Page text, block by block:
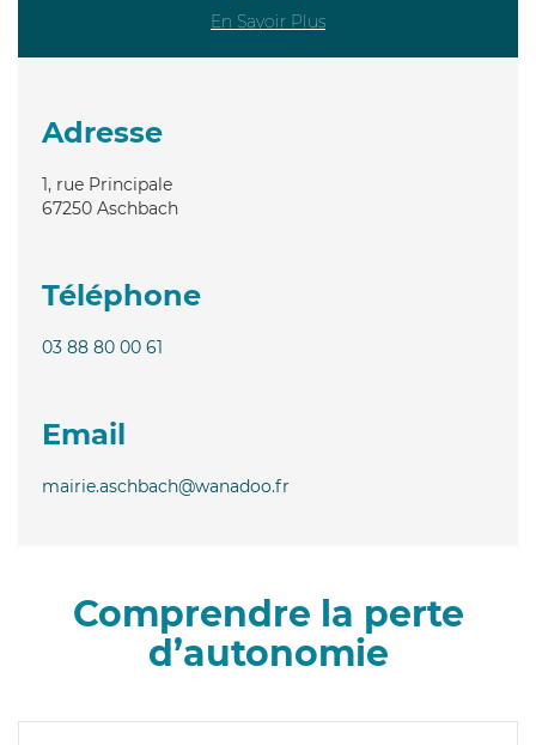
En Savoir Plus
Adresse
1, rue Principale
67250 Aschbach
Téléphone
03 88 80 00 61
Email
mairie.aschbach@wanadoo.fr
Comprendre la perte
d’autonomie